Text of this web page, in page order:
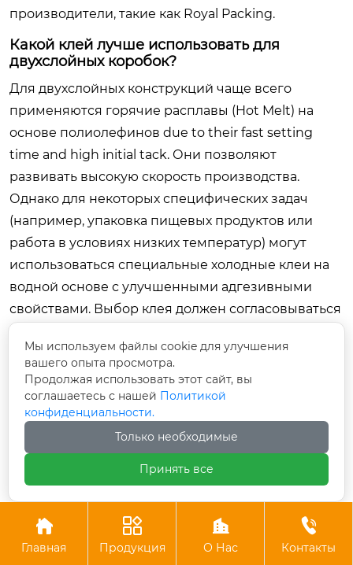
производители, такие как Royal Packing.
Какой клей лучше использовать для
двухслойных коробок?
Для двухслойных конструкций чаще всего
применяются горячие расплавы (Hot Melt) на
основе полиолефинов due to their fast setting
time and high initial tack. Они позволяют
развивать высокую скорость производства.
Однако для некоторых специфических задач
(например, упаковка пищевых продуктов или
работа в условиях низких температур) могут
использоваться специальные холодные клеи на
водной основе с улучшенными адгезивными
свойствами. Выбор клея должен согласовываться
с производителем машины.
Как часто нужно проводить техническое
обслуживание?
Базовое обслуживание (очистка от пыли и
остатков клея, проверка натяжения ремней)
должно проводиться ежедневно или
еженедельно в зависимости от интенсивности
смены. Полное ТО с заменой изнашиваемых
компонентов и диагностикой электроники
рекомендуется проводить каждые 6–12 месяцев

Главная

Продукция

О Нас

Контакты
Мы используем файлы cookie для улучшения
вашего опыта просмотра.
Продолжая использовать этот сайт, вы
соглашаетесь с нашей Политикой
конфиденциальности.
Только необходимые
Принять все